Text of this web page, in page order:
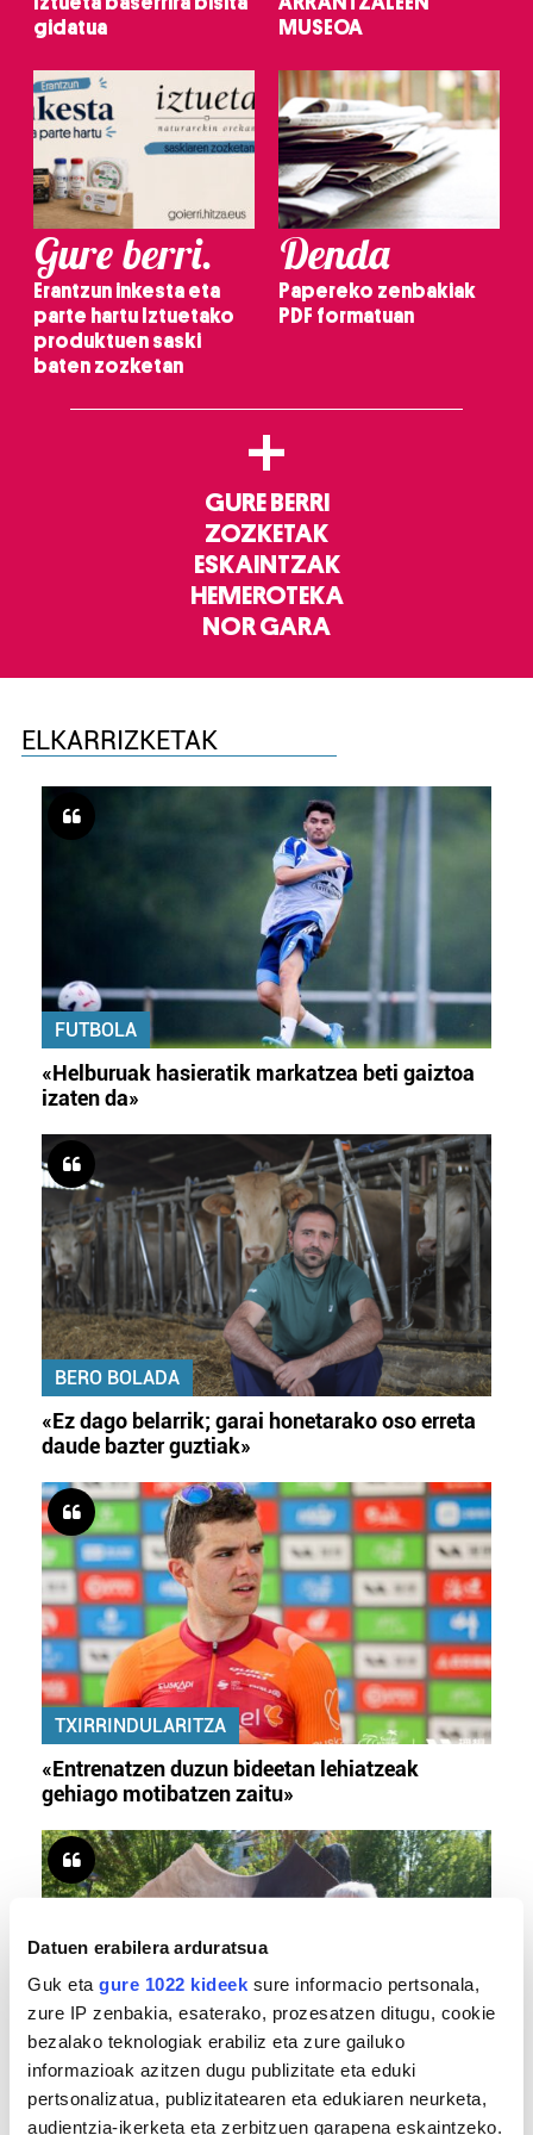
Datuen erabilera arduratsua
Guk eta gure 1022 kideek sure informacio pertsonala,
zure IP zenbakia, esaterako, prozesatzen ditugu, cookie
bezalako teknologiak erabiliz eta zure gailuko
informazioak azitzen dugu publizitate eta eduki
pertsonalizatua, publizitatearen eta edukiaren neurketa,
audientzia-ikerketa eta zerbitzuen garapena eskaintzeko.
gidatua
MUSEOA
Gure berri.
Erantzun inkesta eta
parte hartu Iztuetako
produktuen saski
baten zozketan
Denda
Papereko zenbakiak
PDF formatuan
+
GURE BERRI
ZOZKETAK
ESKAINTZAK
HEMEROTEKA
NOR GARA
ELKARRIZKETAK
FUTBOLA
«Helburuak hasieratik markatzea beti gaiztoa
izaten da»
BERO BOLADA
«Ez dago belarrik; garai honetarako oso erreta
daude bazter guztiak»
TXIRRINDULARITZA
«Entrenatzen duzun bideetan lehiatzeak
gehiago motibatzen zaitu»
MEMORIA HISTORIKOA
«Gai tabua izan da etxe gehienetan, jendeak